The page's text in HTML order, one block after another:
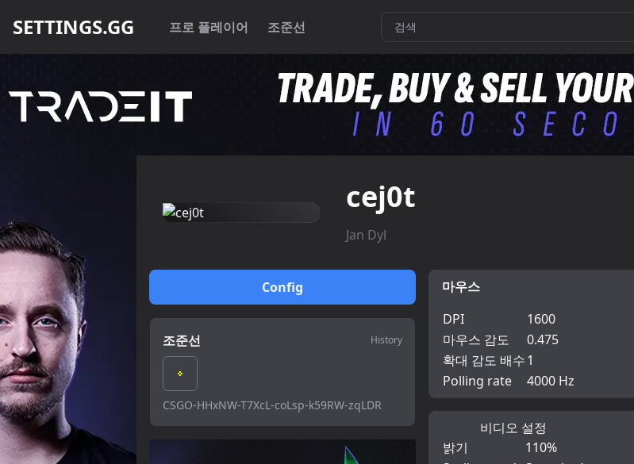
SETTINGS.GG 프로 플레이어 조준선
cej0t
Jan Dyl
Config
조준선 History
CSGO-HHxNW-T7XcL-coLsp-k59RW-zqLDR
마우스
DPI
1600
마우스 감도
0.475
확대 감도 배수1
Polling rate
4000 Hz
비디오 설정
밝기
110%